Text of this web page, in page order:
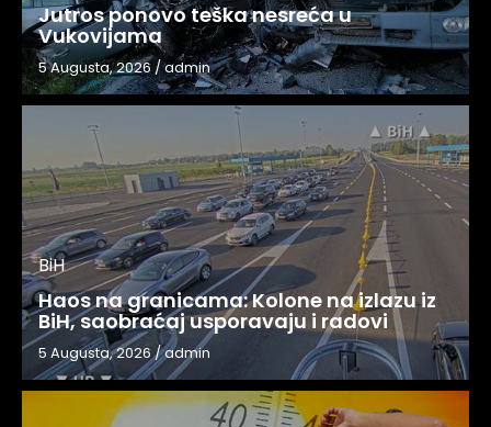
Jutros ponovo teška nesreća u
Vukovijama
5 Augusta, 2026/admin
BiH
Haos na granicama: Kolone na izlazu iz
BiH, saobraćaj usporavaju i radovi
5 Augusta, 2026/admin